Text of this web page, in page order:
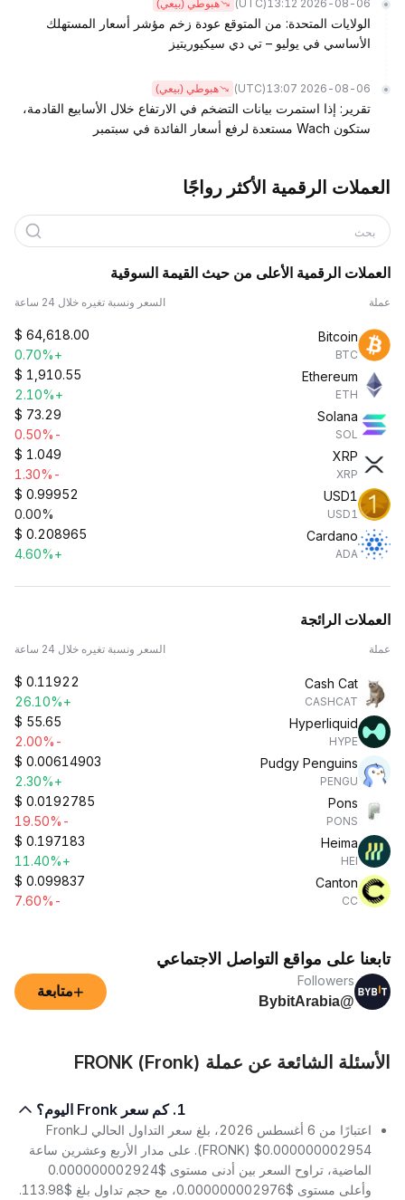
2026-08-06 13:12
(UTC) هبوطي (بيعي)
الولايات المتحدة: من المتوقع عودة زخم مؤشر أسعار المستهلك
الأساسي في يوليو – تي دي سيكيوريتيز
2026-08-06 13:07
(UTC) هبوطي (بيعي)
تقرير: إذا استمرت بيانات التضخم في الارتفاع خلال الأسابيع القادمة،
ستكون Wach مستعدة لرفع أسعار الفائدة في سبتمبر
العملات الرقمية الأكثر رواجًا
بحث
العملات الرقمية الأعلى من حيث القيمة السوقية
عملة السعر ونسبة تغيره خلال 24 ساعة
Bitcoin
BTC
$ 64,618.00
+0.70%
Ethereum
ETH
$ 1,910.55
+2.10%
Solana
SOL
$ 73.29
-0.50%
XRP
XRP
$ 1.049
-1.30%
USD1
USD1
$ 0.99952
0.00%
Cardano
ADA
$ 0.208965
+4.60%
العملات الرائجة
عملة السعر ونسبة تغيره خلال 24 ساعة
Cash Cat
CASHCAT
$ 0.11922
+26.10%
Hyperliquid
HYPE
$ 55.65
-2.00%
Pudgy Penguins
PENGU
$ 0.00614903
+2.30%
Pons
PONS
$ 0.0192785
-19.50%
Heima
HEI
$ 0.197183
+11.40%
Canton
CC
$ 0.099837
-7.60%
تابعنا على مواقع التواصل الاجتماعي
Followers
@BybitArabia
+متابعة
الأسئلة الشائعة عن عملة FRONK (Fronk)
1. كم سعر Fronk اليوم؟
اعتبارًا من 6 أغسطس 2026، بلغ سعر التداول الحالي لـFronk
(FRONK) $0.000000002954. على مدار الأربع وعشرين ساعة
الماضية، تراوح السعر بين أدنى مستوى $0.000000002924
وأعلى مستوى $0.000000002976، مع حجم تداول بلغ $113.98.